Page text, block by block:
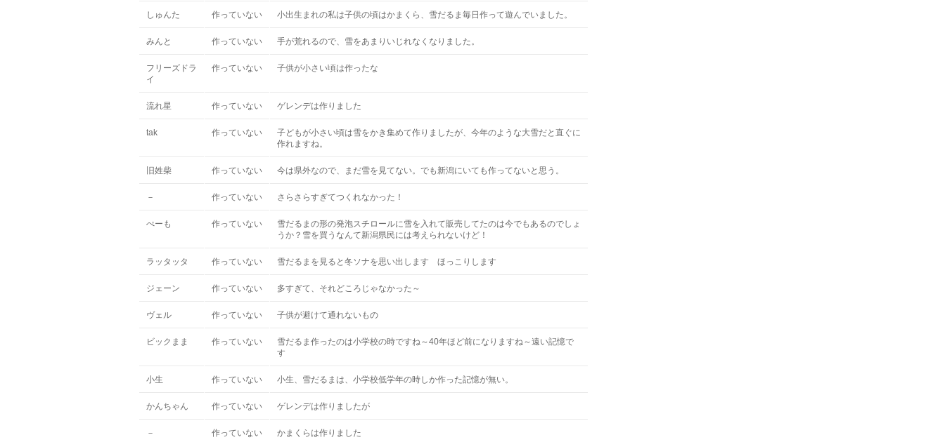
しゅんた 作っていない 小出生まれの私は子供の頃はかまくら、雪だるま毎日作って遊んでいました。
みんと 作っていない 手が荒れるので、雪をあまりいじれなくなりました。
フリーズドラ
イ
作っていない 子供が小さい頃は作ったな
流れ星 作っていない ゲレンデは作りました
tak 作っていない
子どもが小さい頃は雪をかき集めて作りましたが、今年のような大雪だと直ぐに
作れますね。
旧姓柴 作っていない 今は県外なので、まだ雪を見てない。でも新潟にいても作ってないと思う。
－ 作っていない さらさらすぎてつくれなかった！
ぺーも 作っていない
雪だるまの形の発泡スチロールに雪を入れて販売してたのは今でもあるのでしょ
うか？雪を買うなんて新潟県民には考えられないけど！
ラッタッタ 作っていない 雪だるまを見ると冬ソナを思い出します ほっこりします
ジェーン 作っていない 多すぎて、それどころじゃなかった～
ヴェル 作っていない 子供が避けて通れないもの
ビックまま 作っていない
雪だるま作ったのは小学校の時ですね～40年ほど前になりますね～遠い記憶で
す
小生 作っていない 小生、雪だるまは、小学校低学年の時しか作った記憶が無い。
かんちゃん 作っていない ゲレンデは作りましたが
－ 作っていない かまくらは作りました